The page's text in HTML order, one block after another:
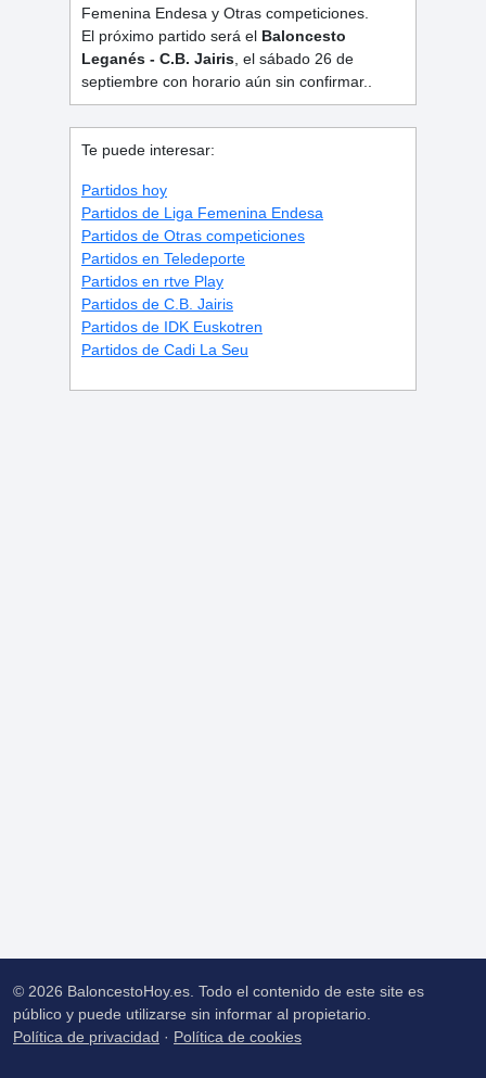
Femenina Endesa y Otras competiciones.
El próximo partido será el Baloncesto
Leganés - C.B. Jairis , el sábado 26 de
septiembre con horario aún sin confirmar..
Te puede interesar:
Partidos hoy
Partidos de Liga Femenina Endesa
Partidos de Otras competiciones
Partidos en Teledeporte
Partidos en rtve Play
Partidos de C.B. Jairis
Partidos de IDK Euskotren
Partidos de Cadi La Seu
© 2026 BaloncestoHoy.es. Todo el contenido de este site es
público y puede utilizarse sin informar al propietario.
Política de privacidad · Política de cookies